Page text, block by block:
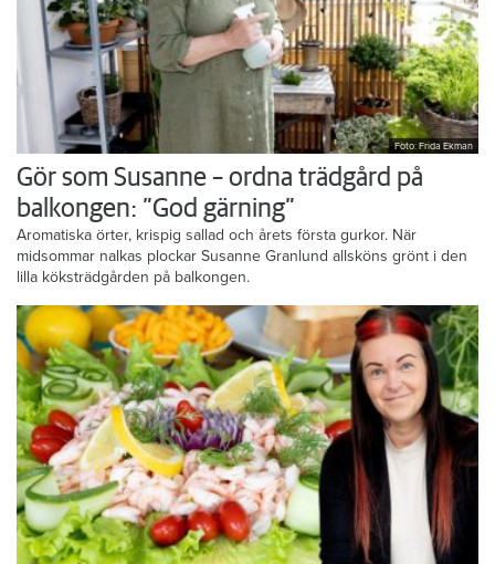
Foto: Frida Ekman
Gör som Susanne – ordna trädgård på
balkongen: ”God gärning”
Aromatiska örter, krispig sallad och årets första gurkor. När
midsommar nalkas plockar Susanne Granlund allsköns grönt i den
lilla köksträdgården på balkongen.